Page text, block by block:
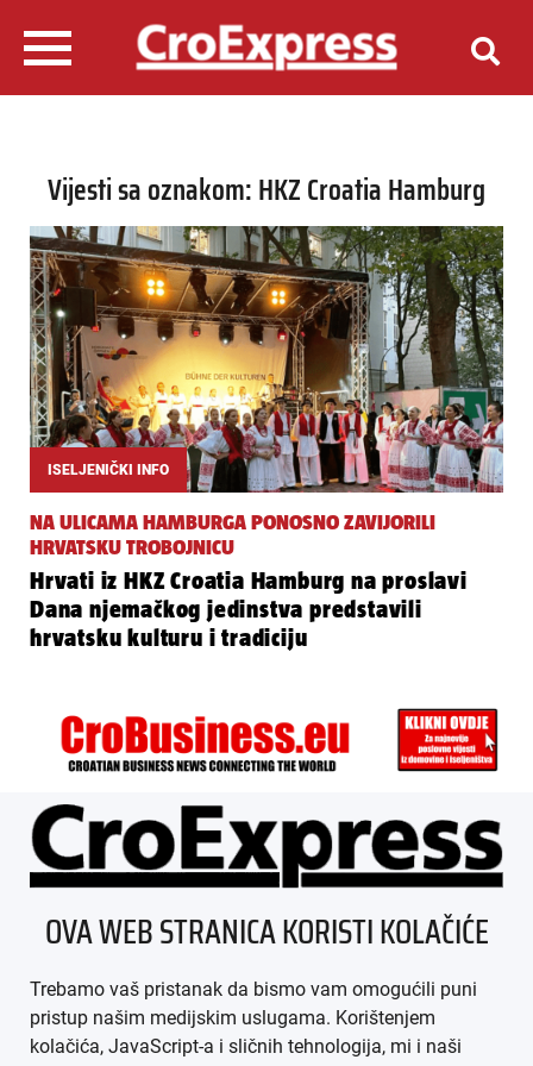
Vijesti sa oznakom: HKZ Croatia Hamburg
ISELJENIČKI INFO
NA ULICAMA HAMBURGA PONOSNO ZAVIJORILI
HRVATSKU TROBOJNICU
Hrvati iz HKZ Croatia Hamburg na proslavi
Dana njemačkog jedinstva predstavili
hrvatsku kulturu i tradiciju
ÜBER UNS
IMPRESSUM
AGB
DATENSCHUTZ
OVA WEB STRANICA KORISTI KOLAČIĆE
Trebamo vaš pristanak da bismo vam omogućili puni
pristup našim medijskim uslugama. Korištenjem
kolačića, JavaScript-a i sličnih tehnologija, mi i naši